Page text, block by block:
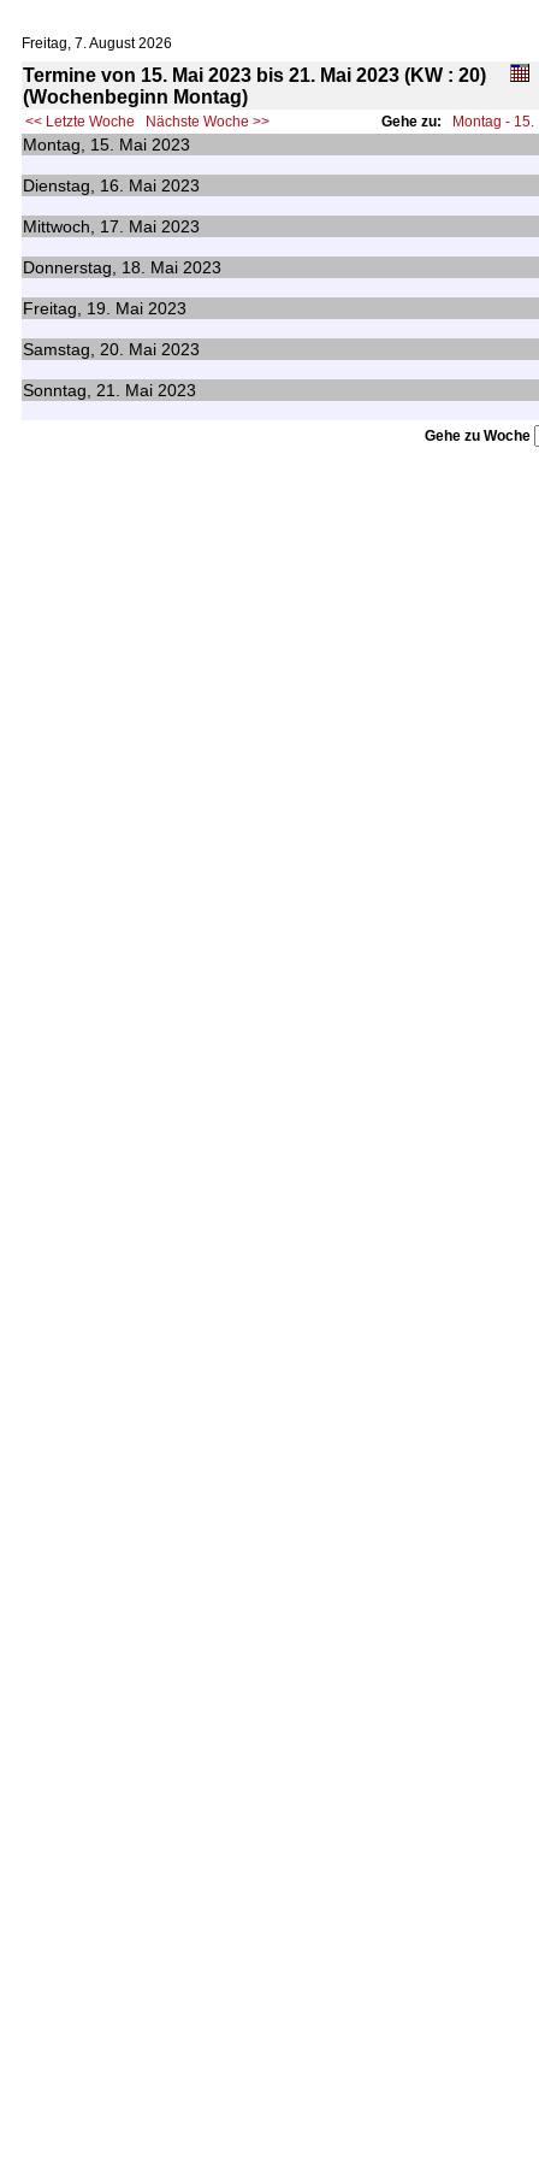
Freitag, 7. August 2026
Termine von 15. Mai 2023 bis 21. Mai 2023 (KW : 20)
(Wochenbeginn Montag)
<< Letzte Woche Nächste Woche >> Gehe zu: Montag - 15.
Montag, 15. Mai 2023
Dienstag, 16. Mai 2023
Mittwoch, 17. Mai 2023
Donnerstag, 18. Mai 2023
Freitag, 19. Mai 2023
Samstag, 20. Mai 2023
Sonntag, 21. Mai 2023
Gehe zu Woche